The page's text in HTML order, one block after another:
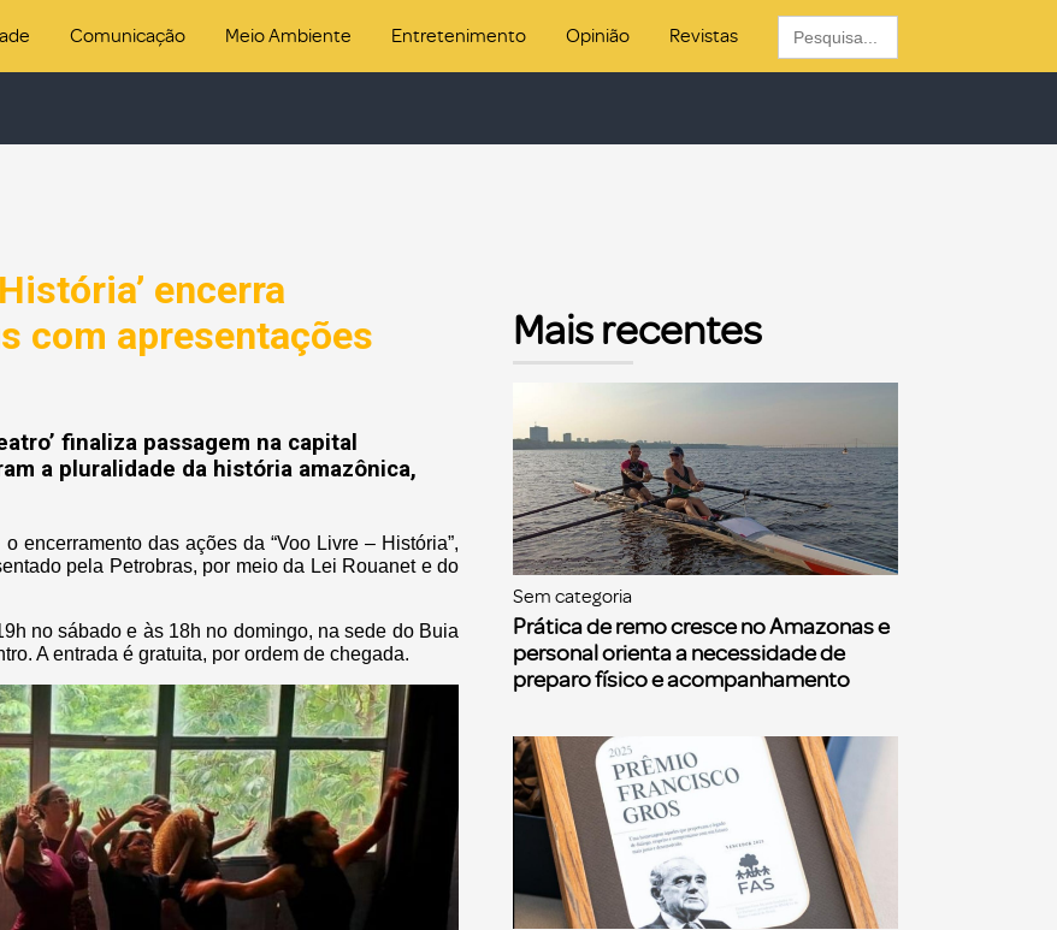
Comunicação Meio Ambiente Entretenimento Opinião Revistas
Search
for:
encerra
com apresentações
finaliza passagem na capital
a pluralidade da história amazônica,
encerramento das ações da “Voo Livre – História”,
pela Petrobras, por meio da Lei Rouanet e do
no sábado e às 18h no domingo, na sede do Buia
A entrada é gratuita, por ordem de chegada.
Mais recentes
Sem categoria
Prática de remo cresce no Amazonas e
personal orienta a necessidade de
preparo físico e acompanhamento